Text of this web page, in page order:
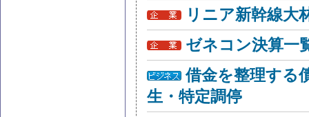
リニア新幹線大
ゼネコン決算一
借金を整理する
生・特定調停